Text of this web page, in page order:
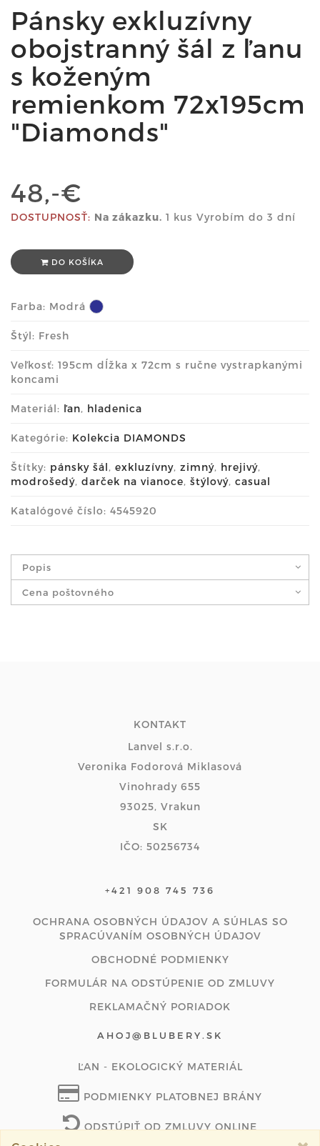
Pánsky exkluzívny
obojstranný šál z ľanu
s koženým
remienkom 72x195cm
"Diamonds"
48,-€
DOSTUPNOSŤ: Na zákazku. 1 kus Vyrobím do 3 dní
DO KOŠÍKA
Farba: Modrá
Štýl: Fresh
Veľkosť: 195cm dĺžka x 72cm s ručne vystrapkanými
koncami
Materiál: ľan, hladenica
Kategórie: Kolekcia DIAMONDS
Štítky: pánsky šál, exkluzívny, zimný, hrejivý,
modrošedý, darček na vianoce, štýlový, casual
Katalógové číslo: 4545920
Popis
Cena poštovného
KONTAKT
Lanvel s.r.o.
Veronika Fodorová Miklasová
Vinohrady 655
93025, Vrakun
SK
IČO: 50256734
+421 908 745 736
OCHRANA OSOBNÝCH ÚDAJOV A SÚHLAS SO
SPRACÚVANÍM OSOBNÝCH ÚDAJOV
OBCHODNÉ PODMIENKY
FORMULÁR NA ODSTÚPENIE OD ZMLUVY
REKLAMAČNÝ PORIADOK
AHOJ@BLUBERY.SK
ĽAN - EKOLOGICKÝ MATERIÁL
PODMIENKY PLATOBNEJ BRÁNY
ODSTÚPIŤ OD ZMLUVY ONLINE